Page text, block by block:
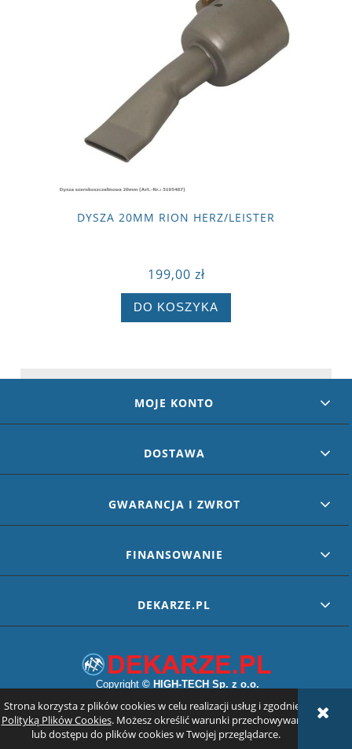
Strona korzysta z plików cookies w celu realizacji usług i zgodnie z
Polityką Plików Cookies. Możesz określić warunki przechowywania
lub dostępu do plików cookies w Twojej przeglądarce.
DYSZA 20MM RION HERZ/LEISTER
199,00 zł
DO KOSZYKA
MOJE KONTO
DOSTAWA
GWARANCJA I ZWROT
FINANSOWANIE
DEKARZE.PL
Copyright © HIGH-TECH Sp. z o.o.
POKAŻ PEŁNĄ WERSJĘ STRONY
Sklep internetowy Shoper.pl